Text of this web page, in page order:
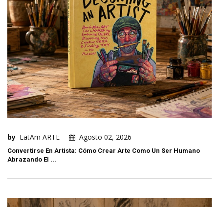
by LatAm ARTE Agosto 02, 2026
Convertirse En Artista: Cómo Crear Arte Como Un Ser Humano
Abrazando El ...